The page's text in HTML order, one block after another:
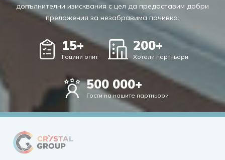
допълнителни изисквания с цел да предоставим добри
преложения за незабравима почивка.
15+
Години опит
200+
Хотели партньори
500 000+
Гости на нашите партньори